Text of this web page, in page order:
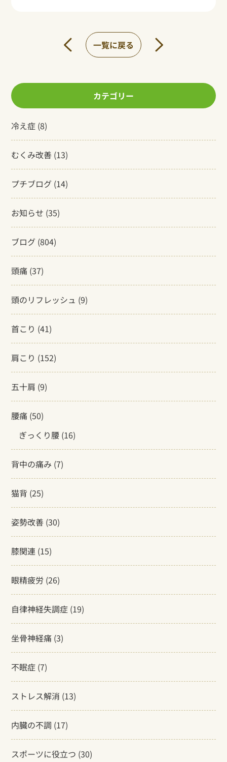
一覧に戻る
カテゴリー
冷え症 (8)
むくみ改善 (13)
プチブログ (14)
お知らせ (35)
ブログ (804)
頭痛 (37)
頭のリフレッシュ (9)
首こり (41)
肩こり (152)
五十肩 (9)
腰痛 (50)
ぎっくり腰 (16)
背中の痛み (7)
猫背 (25)
姿勢改善 (30)
膝関連 (15)
眼精疲労 (26)
自律神経失調症 (19)
坐骨神経痛 (3)
不眠症 (7)
ストレス解消 (13)
内臓の不調 (17)
スポーツに役立つ (30)